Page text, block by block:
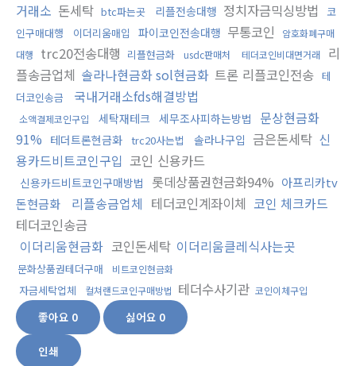
거래소 돈세탁 btc파는곳 리플전송대행 정치자금믹싱방법
코
인구매대행
이더리움매입 파이코인전송대행 무통코인
암호화폐구매
대행
trc20전송대행 리플현금화 usdc판매처 테더코인비대면거래
리
플송금업체 솔라나현금화 sol현금화 트론 리플코인전송 테
더코인송금
국내거래소fds해결방법
소액결제코인구입 세탁재테크 세무조사피하는방법
문상현금화
91% 테더트론현금화 trc20사는법 솔라나구입 금은돈세탁 신
용카드비트코인구입 코인 신용카드
신용카드비트코인구매방법 롯데상품권현금화94% 아프리카tv
돈현금화
리플송금업체 테더코인계좌이체 코인 체크카드
테더코인송금
이더리움현금화 코인돈세탁 이더리움클레식사는곳
문화상품권테더구매 비트코인현금화
자금세탁업체 컬쳐랜드코인구매방법 테더수사기관 코인이체구입
좋아요 0 싫어요 0
인쇄